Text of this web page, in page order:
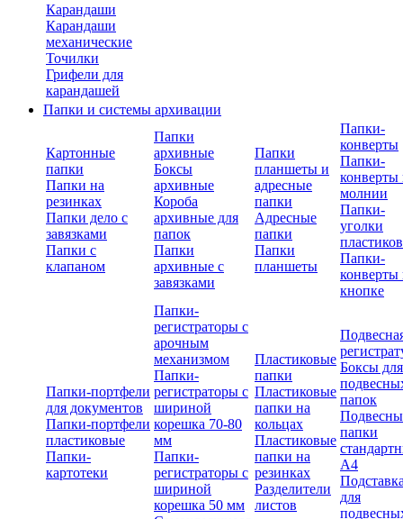
Карандаши
Карандаши
механические
Точилки
Грифели для
карандашей
Папки и системы архивации
Картонные
папки
Папки на
резинках
Папки дело с
завязками
Папки с
клапаном
Папки
архивные
Боксы
архивные
Короба
архивные для
папок
Папки
архивные с
завязками
Папки
планшеты и
адресные
папки
Адресные
папки
Папки
планшеты
Папки-
конверты
Папки-
конверты
молнии
Папки-
уголки
Папки-
конверты
кнопке
Папки-портфели
для документов
Папки-портфели
пластиковые
Папки-
картотеки
Папки-
регистраторы с
арочным
механизмом
Папки-
регистраторы с
шириной
корешка 70-80
мм
Папки-
регистраторы с
шириной
корешка 50 мм
Пластиковые
папки
Пластиковые
папки на
кольцах
Пластиковые
папки на
резинках
Разделители
листов
Боксы для
папок
папки
А4
для